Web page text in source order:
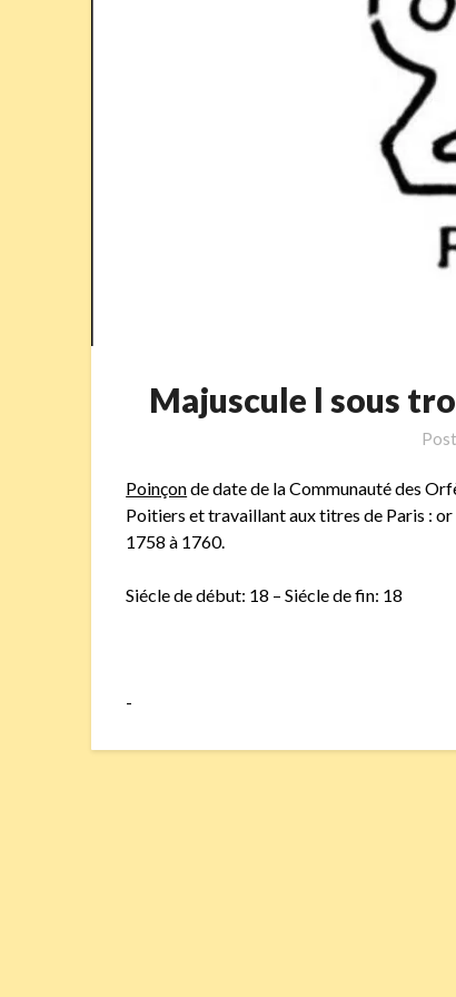
Majuscule l sous
Poinçonde date de la Communauté des
Poitiers et travaillant aux titres de Paris :
1758 à 1760.
Siécle de début: 18 – Siécle de fin: 18
-